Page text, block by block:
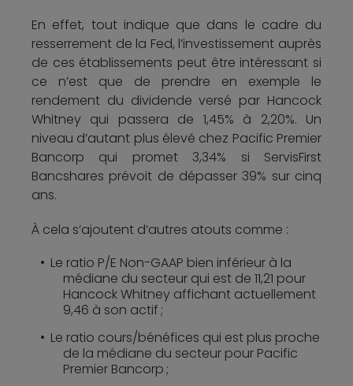
En effet, tout indique que dans le cadre du
resserrement de la Fed, l’investissement auprès
de ces établissements peut être intéressant si
ce n’est que de prendre en exemple le
rendement du dividende versé par Hancock
Whitney qui passera de 1,45% à 2,20%. Un
niveau d’autant plus élevé chez Pacific Premier
Bancorp qui promet 3,34% si ServisFirst
Bancshares prévoit de dépasser 39% sur cinq
ans.
À cela s’ajoutent d’autres atouts comme :
Le ratio P/E Non-GAAP bien inférieur à la
médiane du secteur qui est de 11,21 pour
Hancock Whitney affichant actuellement
9,46 à son actif ;
Le ratio cours/bénéfices qui est plus proche
de la médiane du secteur pour Pacific
Premier Bancorp ;